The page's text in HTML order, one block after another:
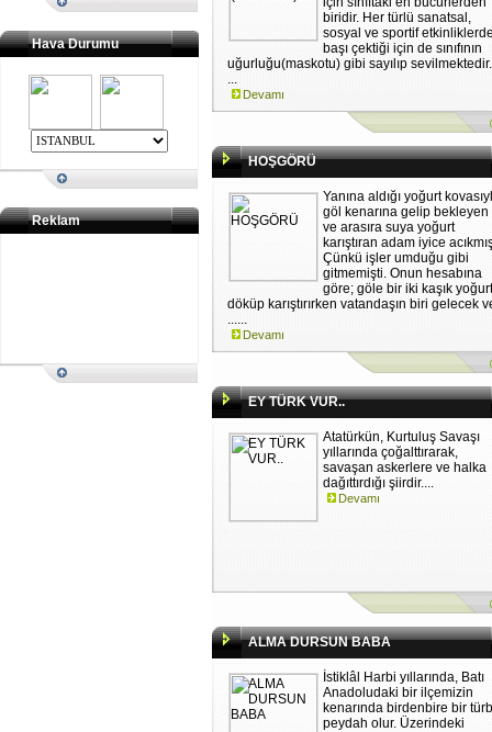
Hava Durumu
Reklam
biridir. Her türlü sanatsal,
sosyal ve sportif
başı çektiği için de sınıfının
uğurluğu(maskotu) gibi sayılıp
...
Devamı
HOŞGÖRÜ
Yanına aldığı yoğurt
göl kenarına gelip bekleyen
ve arasıra suya yoğurt
karıştıran adam iyice
Çünkü işler umduğu gibi
gitmemişti. Onun hesabına
göre; göle bir iki kaşık
döküp karıştırırken vatandaşın biri gelecek
......
Devamı
EY TÜRK VUR..
Atatürkün, Kurtuluş Savaşı
yıllarında çoğalttırarak,
savaşan askerlere ve halka
dağıttırdığı şiirdir....
Devamı
ALMA DURSUN BABA
İstiklâl Harbi yıllarında, Batı
Anadoludaki bir ilçemizin
kenarında birdenbire bir
peydah olur. Üzerindeki